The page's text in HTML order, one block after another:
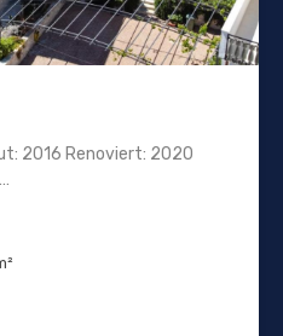
2016 Renoviert: 2020